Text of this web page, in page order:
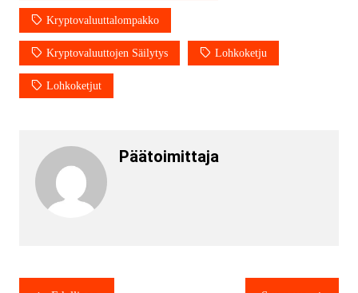
Kryptovaluuttalompakko
Kryptovaluuttojen Säilytys Lohkoketju
Lohkoketjut
Päätoimittaja